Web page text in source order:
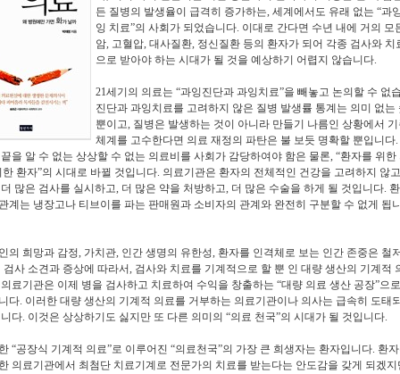
든 질병의 발생율이 급격히 증가하는, 세계에서도 유래 없는 “과
잉 치료”의 사회가 되었습니다. 이대로 간다면 수년 내에 거의 모
암, 고혈압, 대사질환, 정신질환 등의 환자가 되어 각종 검사와 치
으로 받아야 하는 시대가 될 것을 예상하기 어렵지 않습니다.
21세기의 의료는 “과잉진단과 과잉치료”을 빼놓고 논의할 수 없
진단과 과잉치료를 고려하지 않은 질병 발생률 통계는 의미 없는
뿐이고, 질병은 발생하는 것이 아니라 만들기 나름인 상황에서
체계를 고수한다면 의료 재정의 파탄은 불 보듯 명확할 뿐입니다.
을 알 수 없는 상상할 수 없는 의료비를 사회가 감당하여야 함은 물론, “환자를 위한
한 환자”의 시대로 바뀔 것입니다. 의료기관은 환자의 전체적인 건강을 고려하지 않
많은 검사를 실시하고, 더 많은 약을 처방하고, 더 많은 수술을 하게 될 것입니다.
계는 냉장고나 티브이를 파는 판매원과 소비자의 관계와 완전히 구분할 수 없게 됩
의 희망과 감정, 가치관, 인간 생명의 유한성, 환자를 인격체로 보는 인간 존중은 철
검사 소견과 증상에 따라서, 검사와 치료를 기계적으로 할 뿐 인 대량 생산의 기계적
의료기관은 이제 병을 검사하고 치료하여 수익을 창출하는 “대량 의료 생산 공장”으
다. 이러한 대량 생산의 기계적 의료를 거부하는 의료기관이나 의사는 급속히 도태
다. 이것은 상상하기도 싫지만 또 다른 의미의 “의료 천국”의 시대가 될 것입니다.
“공장식 기계적 의료”로 이루어진 “의료천국”의 가장 큰 희생자는 환자입니다. 환
의료기관에서 최첨단 치료기계로 전문가의 치료를 받는다는 안도감을 갖게 되겠지